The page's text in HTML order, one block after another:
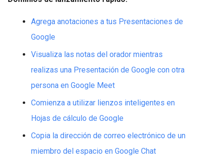
Agrega anotaciones a tus Presentaciones de
Google
Visualiza las notas del orador mientras
realizas una Presentación de Google con otra
persona en Google Meet
Comienza a utilizar lienzos inteligentes en
Hojas de cálculo de Google
Copia la dirección de correo electrónico de un
miembro del espacio en Google Chat